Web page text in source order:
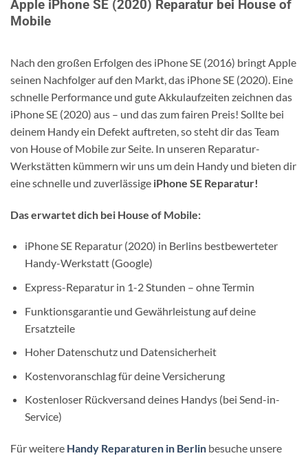
Apple iPhone SE (2020) Reparatur bei House of
Mobile
Nach den großen Erfolgen des iPhone SE (2016) bringt Apple
seinen Nachfolger auf den Markt, das iPhone SE (2020). Eine
schnelle Performance und gute Akkulaufzeiten zeichnen das
iPhone SE (2020) aus – und das zum fairen Preis! Sollte bei
deinem Handy ein Defekt auftreten, so steht dir das Team
von House of Mobile zur Seite. In unseren Reparatur-
Werkstätten kümmern wir uns um dein Handy und bieten dir
eine schnelle und zuverlässige iPhone SE Reparatur!
Das erwartet dich bei House of Mobile:
iPhone SE Reparatur (2020) in Berlins bestbewerteter
Handy-Werkstatt (Google)
Express-Reparatur in 1-2 Stunden – ohne Termin
Funktionsgarantie und Gewährleistung auf deine
Ersatzteile
Hoher Datenschutz und Datensicherheit
Kostenvoranschlag für deine Versicherung
Kostenloser Rückversand deines Handys (bei Send-in-
Service)
Für weitere Handy Reparaturen in Berlin besuche unsere